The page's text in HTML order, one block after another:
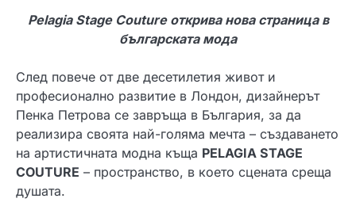
Pelagia Stage Couture открива нова страница в
българската мода
След повече от две десетилетия живот и
професионално развитие в Лондон, дизайнерът
Пенка Петрова се завръща в България, за да
реализира своята най-голяма мечта – създаването
на артистичната модна къща PELAGIA STAGE
COUTURE – пространство, в което сцената среща
душата.